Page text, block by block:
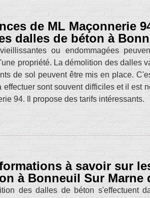
de ML Maçonnerie
dalles de béton à
ou endommagées
propriété. La démolition des dalles
de sol peuvent être mis en place.
effectuer sont souvent difficiles et il est
94. Il propose des tarifs intéressants.
à savoir sur
à Bonneuil Sur Marne
des dalles de béton s'effectuent